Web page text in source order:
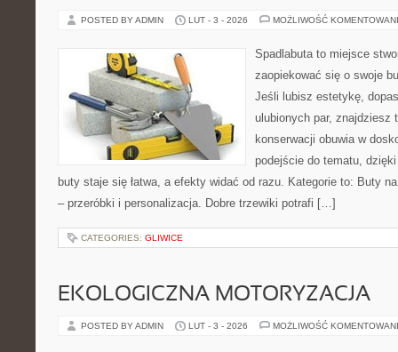
POSTED BY ADMIN LUT - 3 - 2026 MOŻLIWOŚĆ
Spadlabuta to miejsce
zaopiekować się o swoje
Jeśli lubisz estetykę,
ulubionych par, znajdziesz
konserwacji obuwia w
podejście do tematu,
buty staje się łatwa, a efekty widać od razu. Kategorie to: Buty
– przeróbki i personalizacja. Dobre trzewiki potrafi […]
CATEGORIES: GLIWICE
EKOLOGICZNA MOTORYZACJA
POSTED BY ADMIN LUT - 3 - 2026 MOŻLIWOŚĆ